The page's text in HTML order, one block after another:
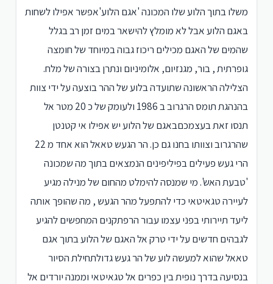
משלו בתוך הלוע שלו המכונה 'אגם הלוע'אפשר אפילו לשחות
באגם הלוע אבל לא מומלץ להישאר במים זמן רב בגלל
שהמים של האגם מכילים ריכוז גבוה במיוחד של חומצה
גופרתית , בור, מגנזיום, אלומיניום ונתרן בצורה של מלח.
הצלילה הראשונה שתועדה בלוע של ההר בוצעה על ידי צוות
בהנהגת תומס הרגרוב ב 1986 ולעומק של כ 20 מטר אל
תנסו זאת בעצמכםבאגם של הלוע יש אפילו אי קטנטן
שהרגרוב וצוותו בחנו גם כן. הר הגעש טאאל הוא אחד מ 22
הרי געש פעילים בפיליפינים הנמצאים בתוך מה שמכונה
'טבעת האש'. מי שמנסה להימלט מהחום של מנילה מגיע
לעיירה טגאיטאי כדי להתפעל מהר הגעש , מה שהופך אותה
ליעד תיירותי בפני עצמו עבור הרפתקנים המחפשים להגיע
לגבהים חדשים על ידי טרק אל האגם של הלוע בתוך אגם
טאאל שהוא למעשה לוע של הר געש גדולתחילת הסיור
בנסיעה בדרך נופית בין כפרים אל טגאיטאי וממנה יורדים אל